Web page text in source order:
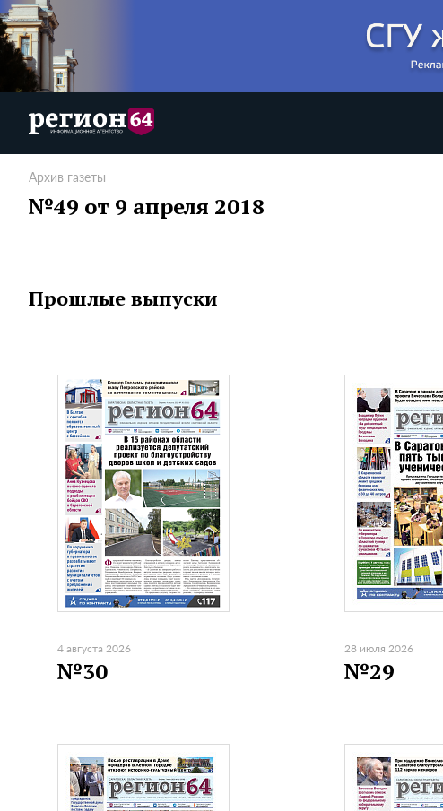
Архив газеты
№49 от 9 апреля 2018
Прошлые выпуски
4 августа 2026
№30
28 июля 2026
№29